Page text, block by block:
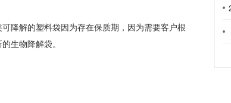
降解的塑料袋因为存在保质期，因为需要客户根
生物降解袋。